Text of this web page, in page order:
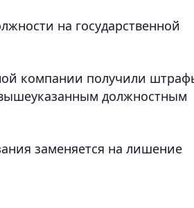
на государственной
компании получили
должностным
заменяется на лишение